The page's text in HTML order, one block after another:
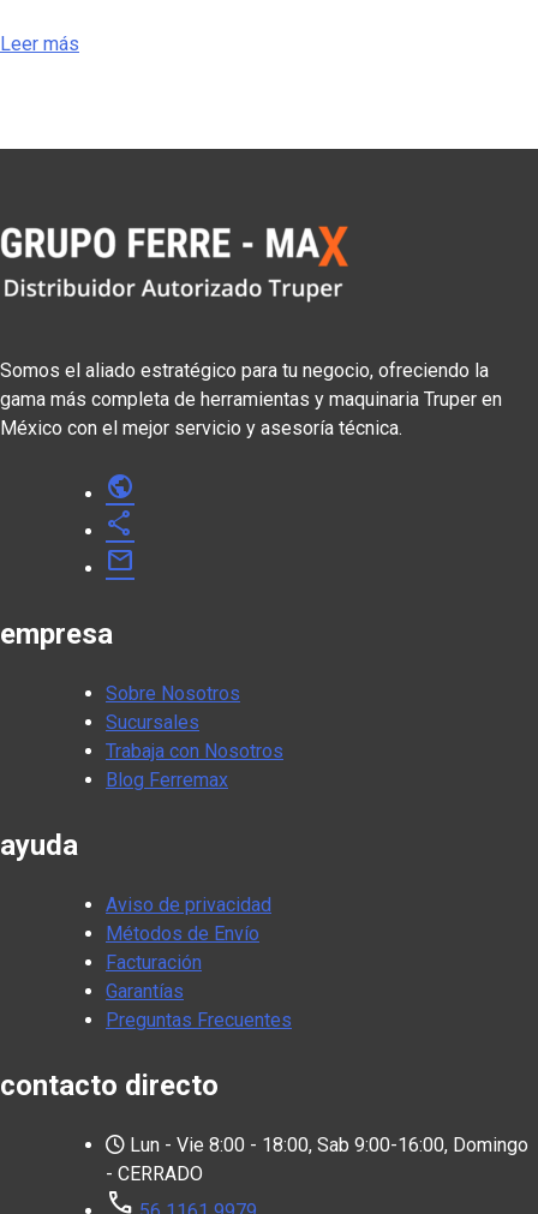
Leer más
Somos el aliado estratégico para tu negocio, ofreciendo la
gama más completa de herramientas y maquinaria Truper en
México con el mejor servicio y asesoría técnica.
public
share
mail
empresa
Sobre Nosotros
Sucursales
Trabaja con Nosotros
Blog Ferremax
ayuda
Aviso de privacidad
Métodos de Envío
Facturación
Garantías
Preguntas Frecuentes
contacto directo
Lun - Vie 8:00 - 18:00, Sab 9:00-16:00, Domingo
- CERRADO
call